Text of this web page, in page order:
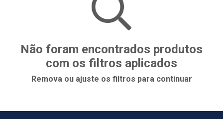
Não foram encontrados produtos
com os filtros aplicados
Remova ou ajuste os filtros para continuar